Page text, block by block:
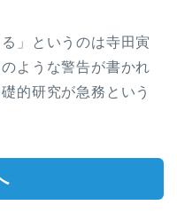
」というのは寺田寅
ような警告が書かれ
的研究が急務という